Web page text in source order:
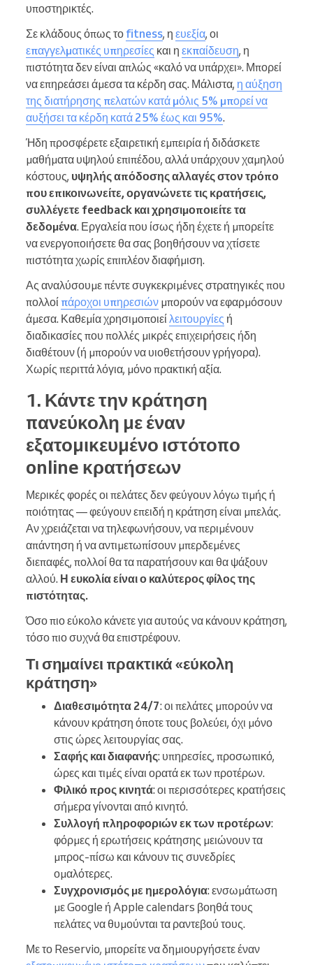
υποστηρικτές.
Σε κλάδους όπως το fitness, η ευεξία, οι
επαγγελματικές υπηρεσίες και η εκπαίδευση, η
πιστότητα δεν είναι απλώς «καλό να υπάρχει». Μπορεί
να επηρεάσει άμεσα τα κέρδη σας. Μάλιστα, η αύξηση
της διατήρησης πελατών κατά μόλις 5% μπορεί να
αυξήσει τα κέρδη κατά 25% έως και 95%.
Ήδη προσφέρετε εξαιρετική εμπειρία ή διδάσκετε
μαθήματα υψηλού επιπέδου, αλλά υπάρχουν χαμηλού
κόστους, υψηλής απόδοσης αλλαγές στον τρόπο
που επικοινωνείτε, οργανώνετε τις κρατήσεις,
συλλέγετε feedback και χρησιμοποιείτε τα
δεδομένα. Εργαλεία που ίσως ήδη έχετε ή μπορείτε
να ενεργοποιήσετε θα σας βοηθήσουν να χτίσετε
πιστότητα χωρίς επιπλέον διαφήμιση.
Ας αναλύσουμε πέντε συγκεκριμένες στρατηγικές που
πολλοί πάροχοι υπηρεσιών μπορούν να εφαρμόσουν
άμεσα. Καθεμία χρησιμοποιείλειτουργίες ή
διαδικασίες που πολλές μικρές επιχειρήσεις ήδη
διαθέτουν (ή μπορούν να υιοθετήσουν γρήγορα).
Χωρίς περιττά λόγια, μόνο πρακτική αξία.
1. Κάντε την κράτηση
πανεύκολη με έναν
εξατομικευμένο ιστότοπο
online κρατήσεων
Μερικές φορές οι πελάτες δεν φεύγουν λόγω τιμής ή
ποιότητας — φεύγουν επειδή η κράτηση είναι μπελάς.
Αν χρειάζεται να τηλεφωνήσουν, να περιμένουν
απάντηση ή να αντιμετωπίσουν μπερδεμένες
διεπαφές, πολλοί θα τα παρατήσουν και θα ψάξουν
αλλού. Η ευκολία είναι ο καλύτερος φίλος της
πιστότητας.
Όσο πιο εύκολο κάνετε για αυτούς να κάνουν κράτηση,
τόσο πιο συχνά θα επιστρέφουν.
Τι σημαίνει πρακτικά «εύκολη
κράτηση»
Διαθεσιμότητα 24/7: οι πελάτες μπορούν να
κάνουν κράτηση όποτε τους βολεύει, όχι μόνο
στις ώρες λειτουργίας σας.
Σαφής και διαφανής: υπηρεσίες, προσωπικό,
ώρες και τιμές είναι ορατά εκ των προτέρων.
Φιλικό προς κινητά: οι περισσότερες κρατήσεις
σήμερα γίνονται από κινητό.
Συλλογή πληροφοριών εκ των προτέρων:
φόρμες ή ερωτήσεις κράτησης μειώνουν τα
μπρος-πίσω και κάνουν τις συνεδρίες
ομαλότερες.
Συγχρονισμός με ημερολόγια: ενσωμάτωση
με Google ή Apple calendars βοηθά τους
πελάτες να θυμούνται τα ραντεβού τους.
Με το Reservio, μπορείτε να δημιουργήσετε έναν